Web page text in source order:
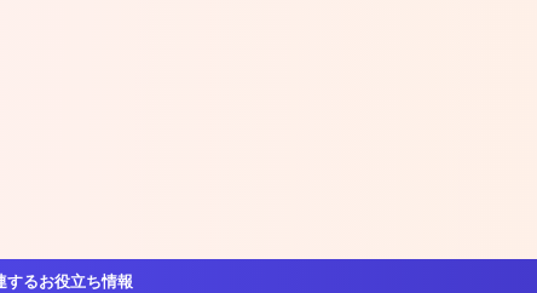
するお役立ち情報